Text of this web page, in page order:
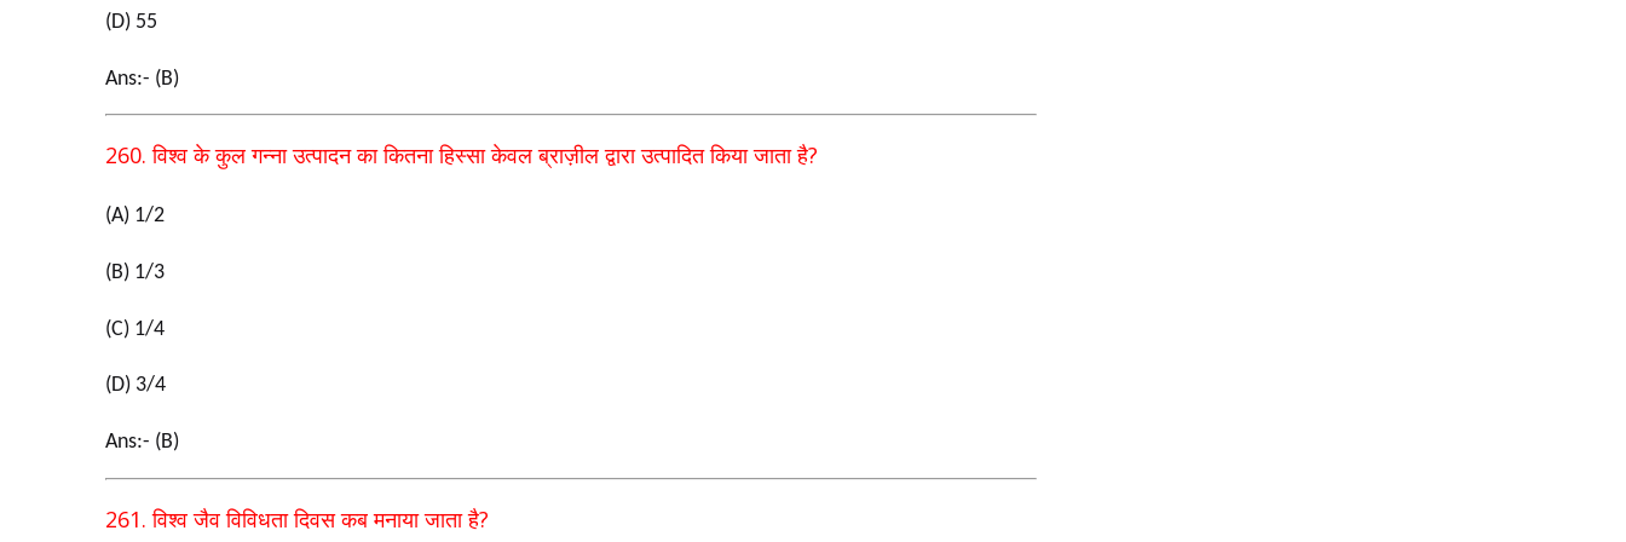
(D) 55
Ans:- (B)
260.विश्व के कुल गन्ना उत्पादन का कितना हिस्सा केवल ब्राज़ील द्वारा उत्पादित किया जाता है?
(A) 1/2
(B) 1/3
(C) 1/4
(D) 3/4
Ans:- (B)
261.विश्व जैव विविधता दिवस कब मनाया जाता है?